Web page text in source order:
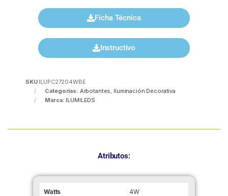
Ficha Técnica
Instructivo
SKU ILUPC27204WBE
Categorías: Arbotantes, Iluminación Decorativa
Marca: ILUMILEDS
Atributos:
Watts 4W